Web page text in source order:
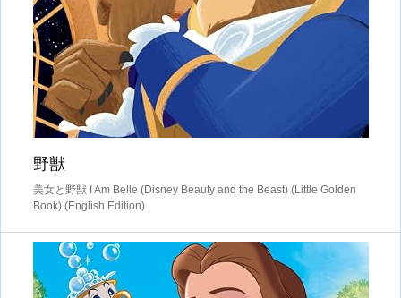
野獣
美女と野獣 I Am Belle (Disney Beauty and the Beast) (Little Golden
Book) (English Edition)